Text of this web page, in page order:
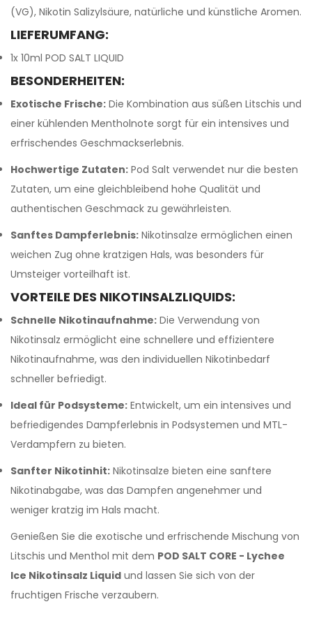
(VG), Nikotin Salizylsäure, natürliche und künstliche Aromen.
LIEFERUMFANG:
1x 10ml POD SALT LIQUID
BESONDERHEITEN:
Exotische Frische: Die Kombination aus süßen Litschis und
einer kühlenden Mentholnote sorgt für ein intensives und
erfrischendes Geschmackserlebnis.
Hochwertige Zutaten: Pod Salt verwendet nur die besten
Zutaten, um eine gleichbleibend hohe Qualität und
authentischen Geschmack zu gewährleisten.
Sanftes Dampferlebnis: Nikotinsalze ermöglichen einen
weichen Zug ohne kratzigen Hals, was besonders für
Umsteiger vorteilhaft ist.
VORTEILE DES NIKOTINSALZLIQUIDS:
Schnelle Nikotinaufnahme: Die Verwendung von
Nikotinsalz ermöglicht eine schnellere und effizientere
Nikotinaufnahme, was den individuellen Nikotinbedarf
schneller befriedigt.
Ideal für Podsysteme: Entwickelt, um ein intensives und
befriedigendes Dampferlebnis in Podsystemen und MTL-
Verdampfern zu bieten.
Sanfter Nikotinhit: Nikotinsalze bieten eine sanftere
Nikotinabgabe, was das Dampfen angenehmer und
weniger kratzig im Hals macht.
Genießen Sie die exotische und erfrischende Mischung von
Litschis und Menthol mit dem POD SALT CORE - Lychee
Ice Nikotinsalz Liquid und lassen Sie sich von der
fruchtigen Frische verzaubern.